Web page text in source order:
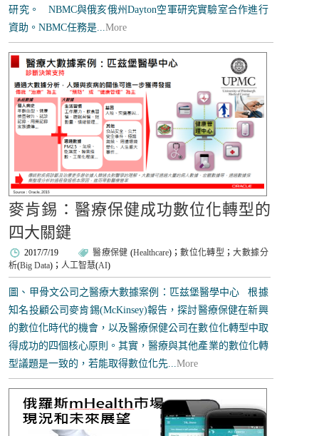
研究。 NBMC與俄亥俄州Dayton空軍研究實驗室合作進行
資助。NBMC任務是...More
麥肯錫：醫療保健成功數位化轉型的
四大關鍵
2017/7/19 醫療保健 (Healthcare)； 數位化轉型 ；大數據分
析(Big Data)；人工智慧(AI)
圖、甲骨文公司之醫療大數據案例：匹兹堡醫學中心 根據
知名投顧公司麥肯錫(McKinsey)報告，探討醫療保健在新興
的數位化時代的機會，以及醫療保健公司在數位化轉型中取
得成功的四個核心原則。其實，醫療與其他產業的數位化轉
型議題是一致的，若能取得數位化先...More